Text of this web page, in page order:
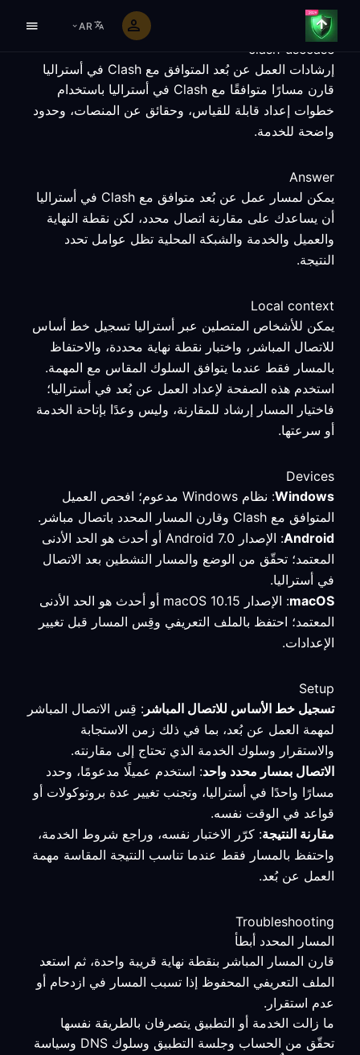
AR
clash-usecase
إرشادات العمل عن بُعد المتوافق مع Clash في أستراليا
قارن مسارًا متوافقًا مع Clash في أستراليا باستخدام
خطوات إعداد قابلة للقياس، وحقائق عن المنصات، وحدود
واضحة للخدمة.
Answer
يمكن لمسار عمل عن بُعد متوافق مع Clash في أستراليا
أن يساعدك على مقارنة اتصال محدد، لكن نقطة النهاية
والعميل والخدمة والشبكة المحلية تظل عوامل تحدد
النتيجة.
Local context
يمكن للأشخاص المتصلين عبر أستراليا تسجيل خط أساس
للاتصال المباشر، واختبار نقطة نهاية محددة، والاحتفاظ
بالمسار فقط عندما يتوافق السلوك المقاس مع المهمة.
استخدم هذه الصفحة لإعداد العمل عن بُعد في أستراليا؛
فاختيار المسار إرشاد للمقارنة، وليس وعدًا بإتاحة الخدمة
أو سرعتها.
Devices
Windows
: نظام Windows مدعوم؛ افحص العميل
المتوافق مع Clash وقارن المسار المحدد باتصال مباشر.
Android
: الإصدار Android 7.0 أو أحدث هو الحد الأدنى
المعتمد؛ تحقّق من الوضع والمسار النشطين بعد الاتصال
في أستراليا.
macOS
: الإصدار macOS 10.15 أو أحدث هو الحد الأدنى
المعتمد؛ احتفظ بالملف التعريفي وقِس المسار قبل تغيير
الإعدادات.
Setup
تسجيل خط الأساس للاتصال المباشر : قِس الاتصال المباشر
لمهمة العمل عن بُعد، بما في ذلك زمن الاستجابة
والاستقرار وسلوك الخدمة الذي تحتاج إلى مقارنته.
الاتصال بمسار محدد واحد: استخدم عميلًا مدعومًا، وحدد
مسارًا واحدًا في أستراليا، وتجنب تغيير عدة بروتوكولات أو
قواعد في الوقت نفسه.
مقارنة النتيجة: كرّر الاختبار نفسه، وراجع شروط الخدمة،
واحتفظ بالمسار فقط عندما تناسب النتيجة المقاسة مهمة
العمل عن بُعد.
Troubleshooting
المسار المحدد أبطأ
قارن المسار المباشر بنقطة نهاية قريبة واحدة، ثم استعد
الملف التعريفي المحفوظ إذا تسبب المسار في ازدحام أو
عدم استقرار.
ما زالت الخدمة أو التطبيق يتصرفان بالطريقة نفسها
تحقّق من الحساب وجلسة التطبيق وسلوك DNS وسياسة